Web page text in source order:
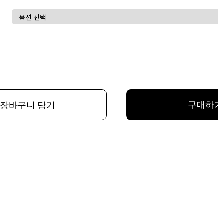
장바구니 담기 구매하